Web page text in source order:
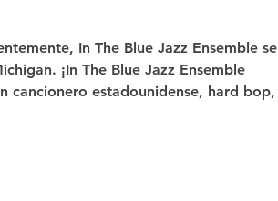
In The Blue Jazz Ensemble se
¡In The Blue Jazz Ensemble
cancionero estadounidense, hard bop,